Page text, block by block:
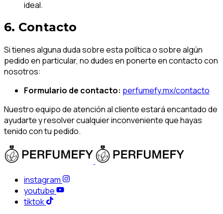
ideal.
6. Contacto
Si tienes alguna duda sobre esta política o sobre algún
pedido en particular, no dudes en ponerte en contacto con
nosotros:
Formulario de contacto: perfumefy.mx/contacto
Nuestro equipo de atención al cliente estará encantado de
ayudarte y resolver cualquier inconveniente que hayas
tenido con tu pedido.
instagram
youtube
tiktok